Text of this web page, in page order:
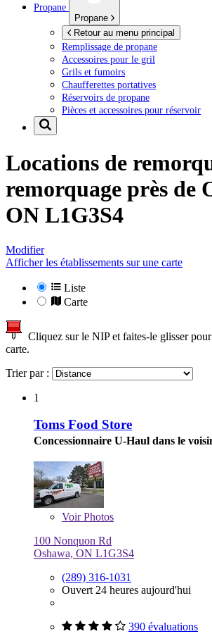
Propane
Propane
Retour au menu principal
Remplissage de propane
Accessoires pour le gril
Grils et fumoirs
Chaufferettes portatives
Réservoirs de propane
Pièces et accessoires pour réservoir
Locations de
remorquage près de
ON L1G3S4
Modifier
Afficher les établissements sur une carte
Liste
Carte
Cliquez sur le NIP et faites-le glisser
carte.
Trier par :
1
Toms Food Store
Concessionnaire U-Haul dans le
VoirPhotos
100 Nonquon Rd
Oshawa, ON L1G3S4
(289) 316-1031
Ouvert 24 heures aujourd'hui
390 évaluations